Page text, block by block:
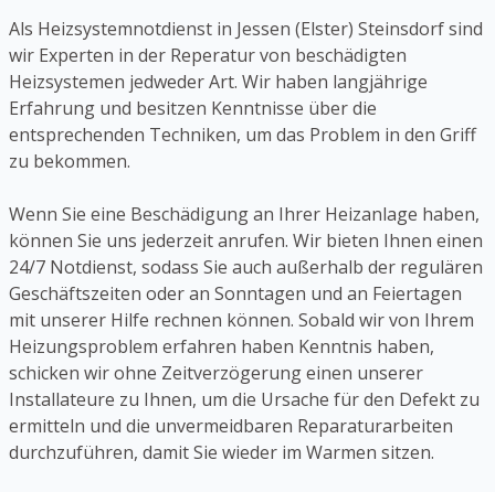
Als Heizsystemnotdienst in Jessen (Elster) Steinsdorf sind
wir Experten in der Reperatur von beschädigten
Heizsystemen jedweder Art. Wir haben langjährige
Erfahrung und besitzen Kenntnisse über die
entsprechenden Techniken, um das Problem in den Griff
zu bekommen.
Wenn Sie eine Beschädigung an Ihrer Heizanlage haben,
können Sie uns jederzeit anrufen. Wir bieten Ihnen einen
24/7 Notdienst, sodass Sie auch außerhalb der regulären
Geschäftszeiten oder an Sonntagen und an Feiertagen
mit unserer Hilfe rechnen können. Sobald wir von Ihrem
Heizungsproblem erfahren haben Kenntnis haben,
schicken wir ohne Zeitverzögerung einen unserer
Installateure zu Ihnen, um die Ursache für den Defekt zu
ermitteln und die unvermeidbaren Reparaturarbeiten
durchzuführen, damit Sie wieder im Warmen sitzen.